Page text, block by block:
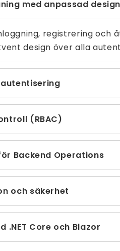
med anpassad design
registrering och
design över alla
(RBAC)
Backend Operations
och säkerhet
.NET Core och Blazor